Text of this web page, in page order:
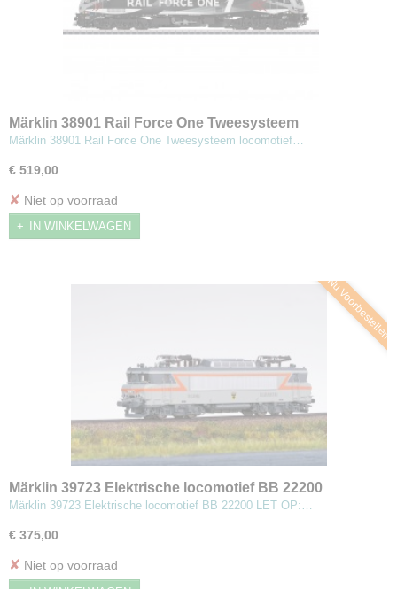
Märklin 38901 Rail Force One Tweesysteem
locomotief type 2019
Märklin 38901 Rail Force One Tweesysteem locomotief…
€ 519,00
✘ Niet op voorraad
IN WINKELWAGEN
Nu Voorbestellen
Märklin 39723 Elektrische locomotief BB 22200
Märklin 39723 Elektrische locomotief BB 22200 LET OP:…
€ 375,00
✘ Niet op voorraad